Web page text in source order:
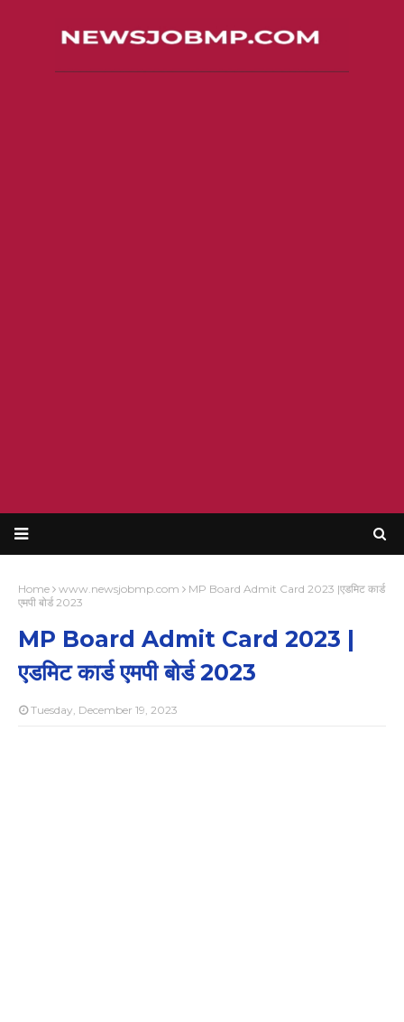
Home www.newsjobmp.com
MP Board Admit Card 2023 |एडमिट कार्ड
एमपी बोर्ड 2023
MP Board Admit Card 2023 |
एडमिट कार्ड एमपी बोर्ड 2023
Tuesday, December 19, 2023